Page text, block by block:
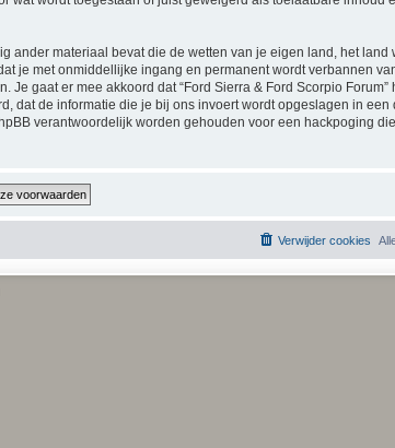
materiaal bevat die de wetten van je eigen land, het land
je met onmiddellijke ingang en permanent wordt verbannen
gaat er mee akkoord dat “Ford Sierra & Ford Scorpio Forum”
dat de informatie die je bij ons invoert wordt opgeslagen in een
verantwoordelijk worden gehouden voor een hackpoging
Verwijder cookies